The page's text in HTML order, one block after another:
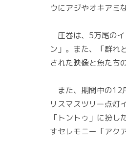
ウにアジやオキアミ
圧巻は、5万尾のイ
ン」。また、「群れ
された映像と魚たち
また、期間中の12
リスマスツリー点灯
「トントゥ」に扮
すセレモニー「アク